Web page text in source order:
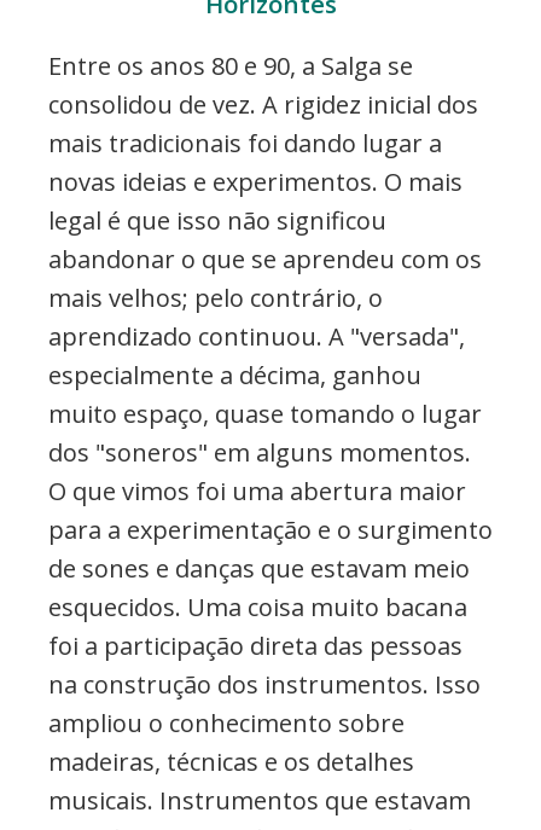
Entre os anos 80 e 90, a Salga se
consolidou de vez. A rigidez inicial dos
mais tradicionais foi dando lugar a
novas ideias e experimentos. O mais
legal é que isso não significou
abandonar o que se aprendeu com os
mais velhos; pelo contrário, o
aprendizado continuou. A "versada",
especialmente a décima, ganhou
muito espaço, quase tomando o lugar
dos "soneros" em alguns momentos.
O que vimos foi uma abertura maior
para a experimentação e o surgimento
de sones e danças que estavam meio
esquecidos. Uma coisa muito bacana
foi a participação direta das pessoas
na construção dos instrumentos. Isso
ampliou o conhecimento sobre
madeiras, técnicas e os detalhes
musicais. Instrumentos que estavam